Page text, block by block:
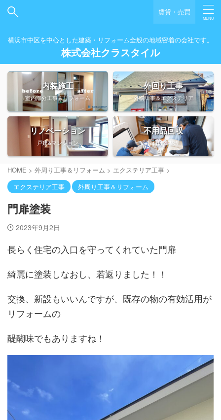
賃貸・売買
横浜市中区を中心とした建築・リフォーム全般の地域密着の会社です。
株式会社クラスタイル
内装施工
室内部分工事＆リフォーム
外回り工事
外構工事＆エクステリア
リノベーション
戸建&マンション
不用品回収
片付け＆整理
HOME > 外周り工事＆リフォーム > エクステリア工事 >
エクステリア工事
外周り工事＆リフォーム
門扉塗装
2023年9月2日
長らく住宅の入口を守ってくれていた門扉
綺麗に塗装しなおし、若返りました！！
交換、新設もいいんですが、既存の物の有効活用が
リフォームの
醍醐味でもありますね！